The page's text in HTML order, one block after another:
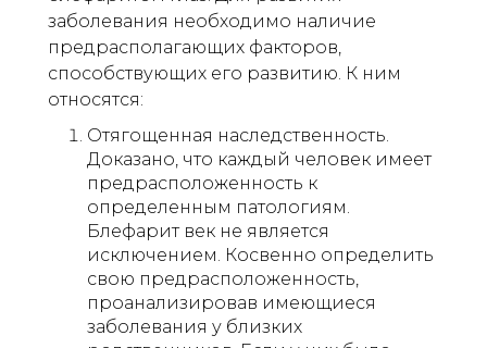
заболевания необходимо наличие
предрасполагающих факторов,
способствующих его развитию. К ним
относятся:
Отягощенная наследственность.
Доказано, что каждый человек имеет
предрасположенность к
определенным патологиям.
Блефарит век не является
исключением. Косвенно определить
свою предрасположенность,
проанализировав имеющиеся
заболевания у близких